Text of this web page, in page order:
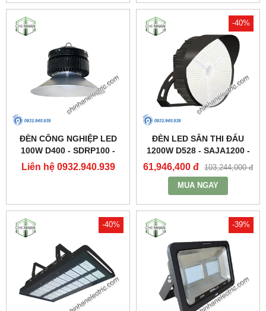
ĐÈN CÔNG NGHIỆP LED
100W D400 - SDRP100 -
DUHAL
Liên hệ 0932.940.939
-40%
ĐÈN LED SÂN THI ĐẤU
1200W D528 - SAJA1200 -
DUHAL
61,946,400 đ 103,244,000 đ
MUA NGAY
-40% -39%